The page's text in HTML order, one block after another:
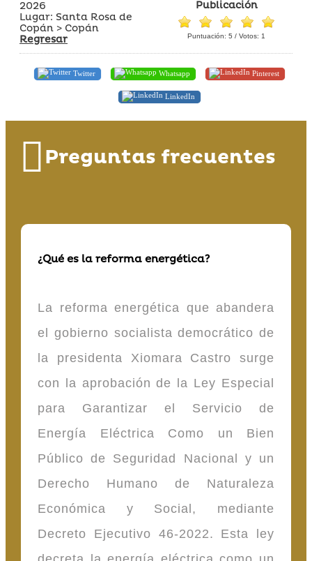
2026
Lugar: Santa Rosa de
Copán > Copán
Regresar
Publicación
Puntuación: 5 / Votos: 1
Twitter Whatsapp Pinterest
LinkedIn
Preguntas frecuentes
¿Qué es la reforma energética?
La reforma energética que abandera
el gobierno socialista democrático de
la presidenta Xiomara Castro surge
con la aprobación de la Ley Especial
para Garantizar el Servicio de
Energía Eléctrica Como un Bien
Público de Seguridad Nacional y un
Derecho Humano de Naturaleza
Económica y Social, mediante
Decreto Ejecutivo 46-2022. Esta ley